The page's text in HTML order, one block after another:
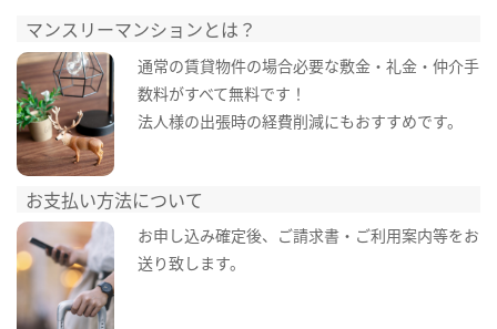
マンスリーマンションとは？
通常の賃貸物件の場合必要な敷金・礼金・仲介手
数料がすべて無料です！
法人様の出張時の経費削減にもおすすめです。
お支払い方法について
お申し込み確定後、ご請求書・ご利用案内等をお
送り致します。